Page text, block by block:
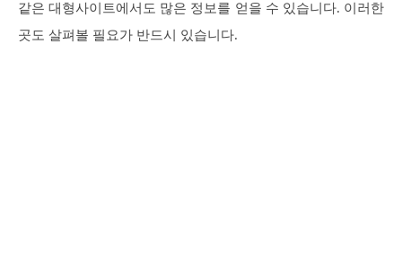
같은 대형사이트에서도 많은 정보를 얻을 수 있습니다. 이러한
곳도 살펴볼 필요가 반드시 있습니다.